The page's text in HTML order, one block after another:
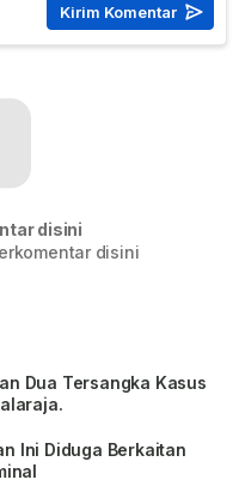
disini
disini
Dua Tersangka Kasus
Ini Diduga Berkaitan